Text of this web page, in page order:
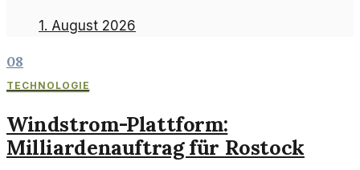
1. August 2026
08
TECHNOLOGIE
Windstrom-Plattform:
Milliardenauftrag für Rostock